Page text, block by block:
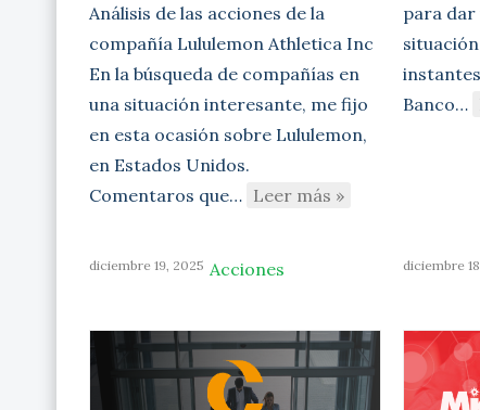
Análisis de las acciones de la
compañía Lululemon Athletica Inc
En la búsqueda de compañías en
una situación interesante, me fijo
en esta ocasión sobre Lululemon,
en Estados Unidos.
Comentaros que… Leer más »
para dar
Banco…
diciembre 19, 2025 Acciones diciembre